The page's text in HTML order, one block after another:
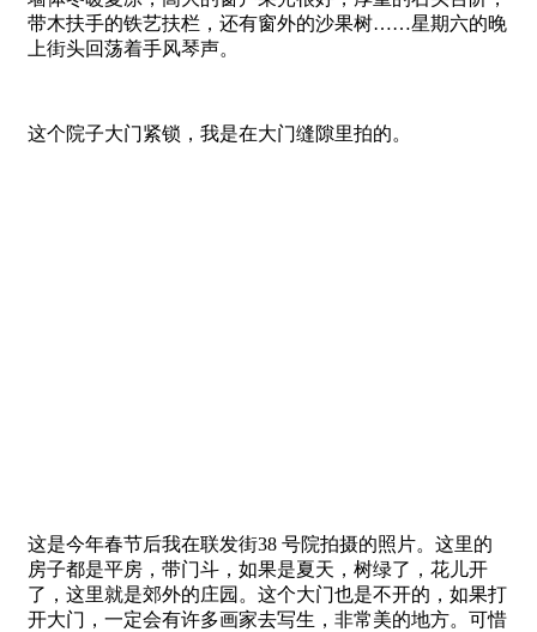
带木扶手的铁艺扶栏，还有窗外的沙果树……星期六的晚
上街头回荡着手风琴声。
这个院子大门紧锁，我是在大门缝隙里拍的。
这是今年春节后我在联发街38 号院拍摄的照片。这里的
房子都是平房，带门斗，如果是夏天，树绿了，花儿开
了，这里就是郊外的庄园。这个大门也是不开的，如果打
开大门，一定会有许多画家去写生，非常美的地方。可惜